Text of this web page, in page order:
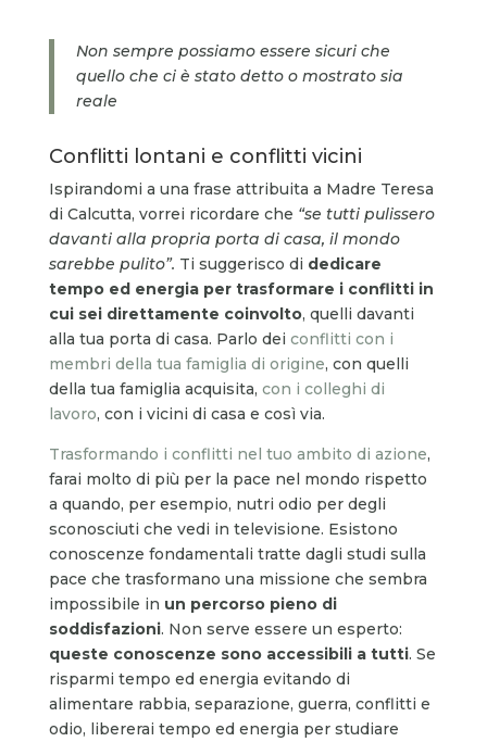
Non sempre possiamo essere sicuri che
quello che ci è stato detto o mostrato sia
reale
Conflitti lontani e conflitti vicini
Ispirandomi a una frase attribuita a Madre Teresa
di Calcutta, vorrei ricordare che “se tutti pulissero
davanti alla propria porta di casa, il mondo
sarebbe pulito”. Ti suggerisco di dedicare
tempo ed energia per trasformare i conflitti in
cui sei direttamente coinvolto, quelli davanti
alla tua porta di casa. Parlo dei conflitti con i
membri della tua famiglia di origine, con quelli
della tua famiglia acquisita, con i colleghi di
lavoro, con i vicini di casa e così via.
Trasformando i conflitti nel tuo ambito di azione,
farai molto di più per la pace nel mondo rispetto
a quando, per esempio, nutri odio per degli
sconosciuti che vedi in televisione. Esistono
conoscenze fondamentali tratte dagli studi sulla
pace che trasformano una missione che sembra
impossibile in un percorso pieno di
soddisfazioni. Non serve essere un esperto:
queste conoscenze sono accessibili a tutti. Se
risparmi tempo ed energia evitando di
alimentare rabbia, separazione, guerra, conflitti e
odio, libererai tempo ed energia per studiare